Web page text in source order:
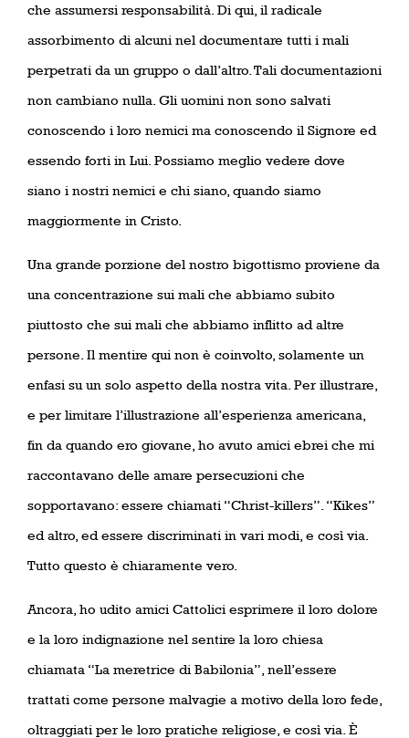
che assumersi responsabilità. Di qui, il radicale
assorbimento di alcuni nel documentare tutti i mali
perpetrati da un gruppo o dall’altro. Tali documentazioni
non cambiano nulla. Gli uomini non sono salvati
conoscendo i loro nemici ma conoscendo il Signore ed
essendo forti in Lui. Possiamo meglio vedere dove
siano i nostri nemici e chi siano, quando siamo
maggiormente in Cristo.
Una grande porzione del nostro bigottismo proviene da
una concentrazione sui mali che abbiamo subito
piuttosto che sui mali che abbiamo inflitto ad altre
persone. Il mentire qui non è coinvolto, solamente un
enfasi su un solo aspetto della nostra vita. Per illustrare,
e per limitare l’illustrazione all’esperienza americana,
fin da quando ero giovane, ho avuto amici ebrei che mi
raccontavano delle amare persecuzioni che
sopportavano: essere chiamati “Christ-killers”. “Kikes”
ed altro, ed essere discriminati in vari modi, e così via.
Tutto questo è chiaramente vero.
Ancora, ho udito amici Cattolici esprimere il loro dolore
e la loro indignazione nel sentire la loro chiesa
chiamata “La meretrice di Babilonia”, nell’essere
trattati come persone malvagie a motivo della loro fede,
oltraggiati per le loro pratiche religiose, e così via. È